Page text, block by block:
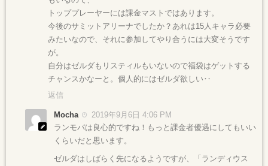
トッププレーヤーには課金マストではあります。
今後のサミットアリーナでしたか？あれは15人キャラ必要
みたいなので、それに参加してやり合うには大変そうです
が。
自分はゼルダもリスティルもいないので福袋はゲットする
チャンスかなーと。個人的にはゼルダ欲しい‥
返信
Mocha
2019年9月6日 4:06 PM
ランモバは良心的ですね！もっと課金者優遇にしてもいい
くらいだと思います。
ゼルダはしばらく先になるようですが、「ランディウス